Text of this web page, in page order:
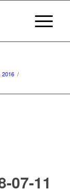
2016 /
07-11